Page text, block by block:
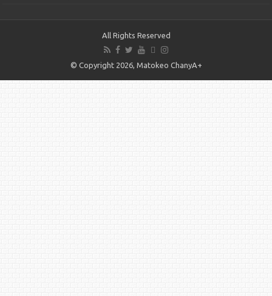
All Rights Reserved
© Copyright 2026, Matokeo ChanyA+